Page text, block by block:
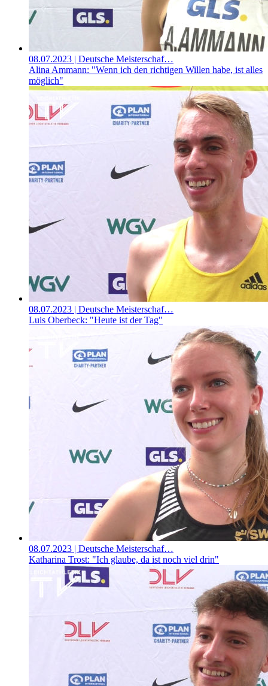
08.07.2023 | Deutsche Meisterschaf…
Alina Ammann: "Wenn ich den richtigen Willen habe, ist alles
möglich"
08.07.2023 | Deutsche Meisterschaf…
Luis Oberbeck: "Heute ist der Tag"
08.07.2023 | Deutsche Meisterschaf…
Katharina Trost: "Ich glaube, da ist noch viel drin"